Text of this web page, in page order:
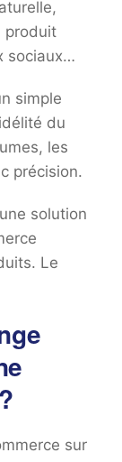
produit
sociaux…
simple
du
les
précision.
solution
Le
sur